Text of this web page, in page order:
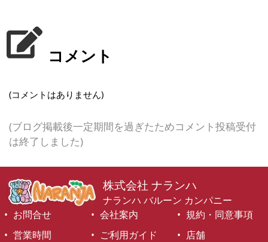
コメント
(コメントはありません)
(ブログ掲載後一定期間を過ぎたためコメント投稿受付
は終了しました)
株式会社 ナランハ
ナランハ バルーン カンパニー
お問合せ
会社案内
規約・同意事項
営業時間
ご利用ガイド
店舗